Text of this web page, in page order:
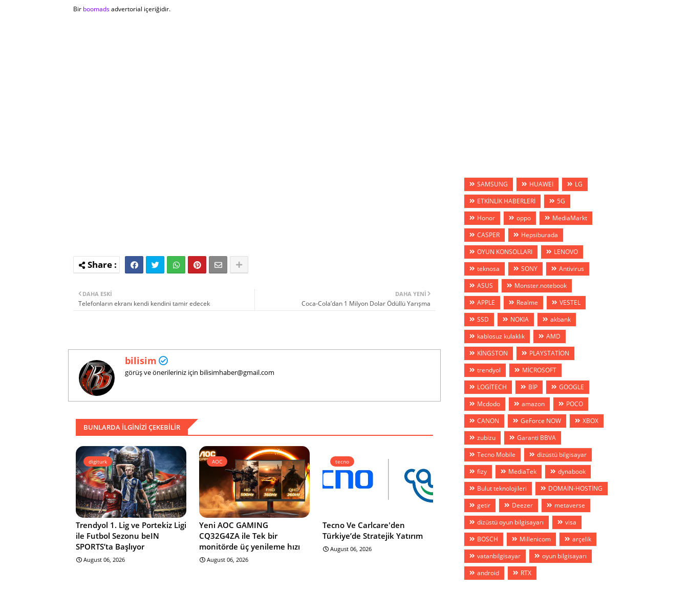
Bir boomadsadvertorial içeriğidir.
DAHA YENI
Coca-Cola’dan 1 Milyon Dolar Ödüllü Yarışma
DAHA ESKI
Telefonların ekranı kendi kendini tamir edecek
bilisim
görüş ve önerileriniz için bilisimhaber@gmail.com
BUNLARDA ILGINIZI ÇEKEBILIR
digiturk
Trendyol 1. Lig ve Portekiz Ligi
ile Futbol Sezonu beIN
SPORTS’ta Başlıyor
August 06, 2026
AOC
Yeni AOC GAMING
CQ32G4ZA ile Tek bir
monitörde üç yenileme hızı
August 06, 2026
tecno
Tecno Ve Carlcare'den
Türkiye’de Stratejik Yatırım
August 06, 2026
SAMSUNG HUAWEİ
LG
ETKİNLİK HABERLERİ
5G
Honor
oppo
MediaMarkt
CASPER
Hepsiburada
OYUN KONSOLLARI
LENOVO
teknosa
SONY
Antivirus
ASUS
Monster.notebook
APPLE
Realme
VESTEL
SSD
NOKIA
akbank
kablosuz kulaklık
AMD
KİNGSTON
PLAYSTATİON
trendyol
MİCROSOFT
LOGİTECH
BİP
GOOGLE
Mcdodo
amazon
POCO
CANON
GeForce NOW
XBOX
zubizu
Garanti BBVA
Tecno Mobile
dizüstü bilgisayar
fizy
MediaTek
dynabook
Bulut teknolojileri
DOMAİN-HOSTİNG
getir
Deezer
metaverse
dizüstü oyun bilgisayarı
visa
BOSCH
Millenicom
arçelik
vatanbilgisayar
oyun bilgisayarı
android
RTX